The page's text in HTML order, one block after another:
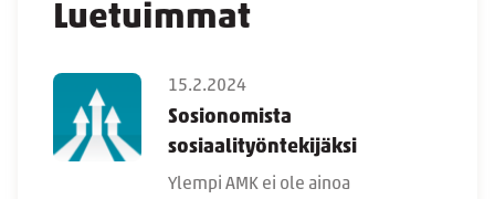
Luetuimmat
15.2.2024
Sosionomista
sosiaalityöntekijäksi
Ylempi AMK ei ole ainoa